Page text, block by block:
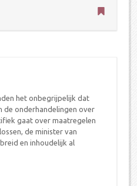
het onbegrijpelijk dat
de onderhandelingen over
gaat over maatregelen
de minister van
en inhoudelijk al